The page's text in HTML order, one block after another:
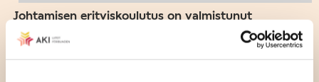
Johtamisen erityiskoulutus on valmistunut